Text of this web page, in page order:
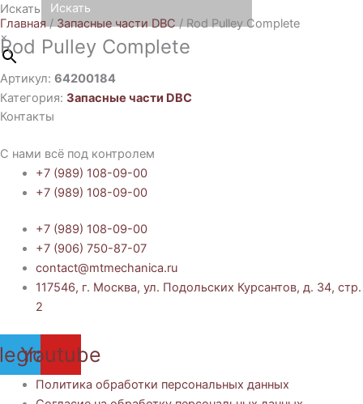
Искать
×
Главная / Запасные части DBC / Rod Pulley Complete
Rod Pulley Complete
Артикул: 64200184
Категория: Запасные части DBC
Контакты
С нами всё под контролем
+7 (989) 108-09-00
+7 (989) 108-09-00
+7 (989) 108-09-00
+7 (906) 750-87-07
contact@mtmechanica.ru
117546, г. Москва, ул. Подольских Курсантов, д. 34, стр.
2
Youtube
Политика обработки персональных данных